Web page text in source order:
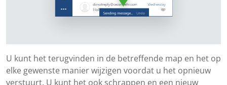
U kunt het terugvinden in de betreffende map en het op
elke gewenste manier wijzigen voordat u het opnieuw
verstuurt. U kunt het ook schrappen en een nieuw